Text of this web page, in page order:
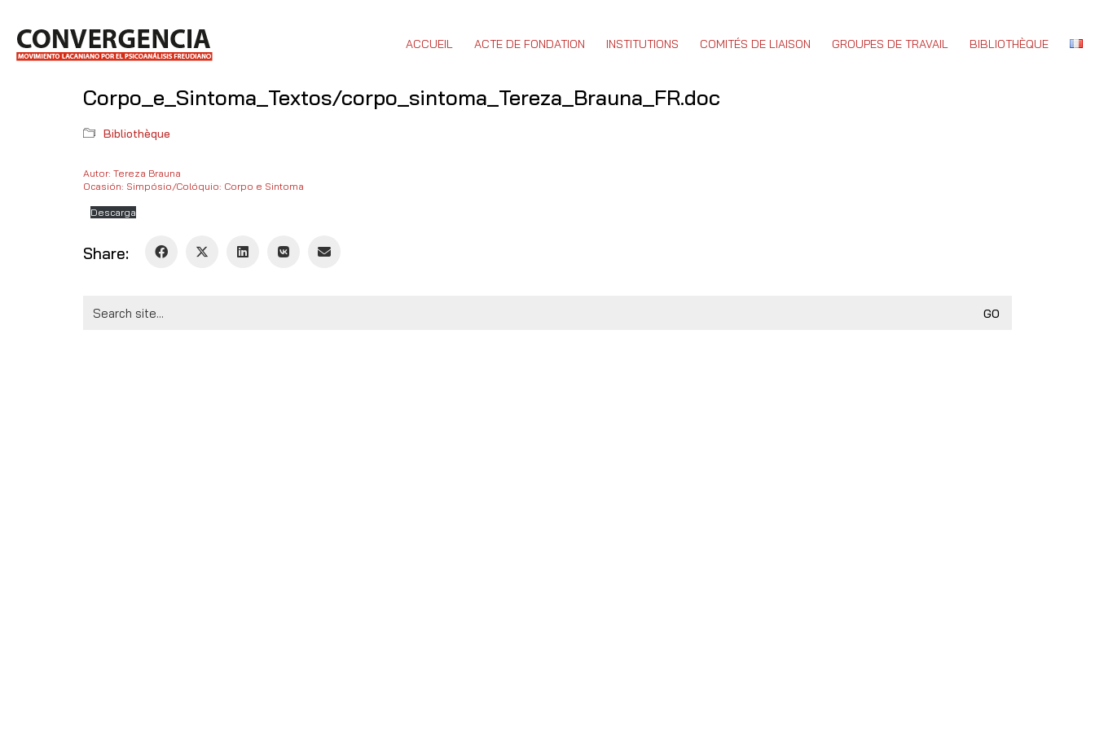
ACCUEIL ACTE DE FONDATION INSTITUTIONS COMITÉS DE LIAISON GROUPES DE TRAVAIL BIBLIOTHÈQUE
Corpo_e_Sintoma_Textos/corpo_sintoma_Tereza_Brauna_FR.doc
Bibliothèque
Autor: Tereza Brauna
Ocasión: Simpósio/Colóquio: Corpo e Sintoma
Descarga
Share:
for: